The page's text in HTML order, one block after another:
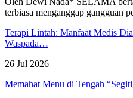
terbiasa menganggap gangguan
Terapi Lintah: Manfaat Medis
Waspada…
26 Jul 2026
Memahat Menu di Tengah